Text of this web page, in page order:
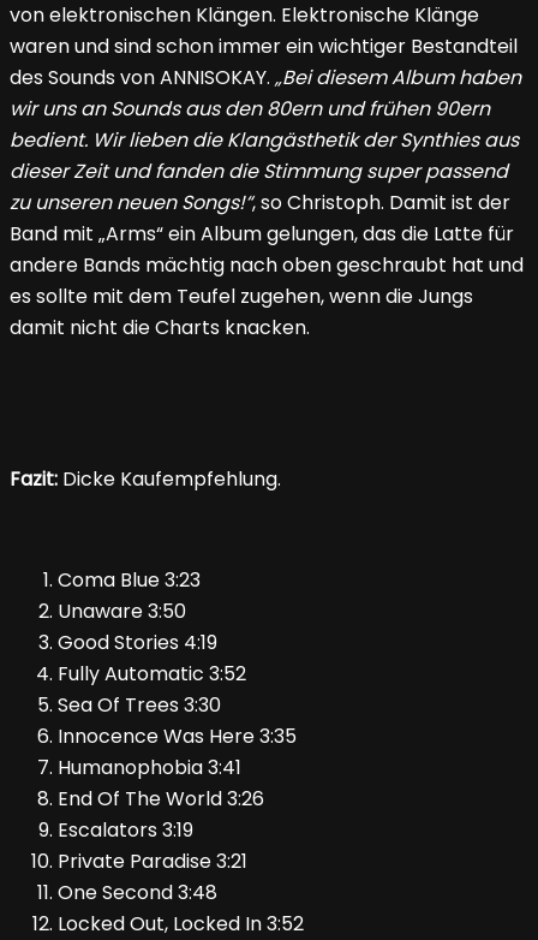
von elektronischen Klängen. Elektronische Klänge
waren und sind schon immer ein wichtiger Bestandteil
des Sounds von ANNISOKAY. „Bei diesem Album haben
wir uns an Sounds aus den 80ern und frühen 90ern
bedient. Wir lieben die Klangästhetik der Synthies aus
dieser Zeit und fanden die Stimmung super passend
zu unseren neuen Songs!“, so Christoph. Damit ist der
Band mit „Arms“ ein Album gelungen, das die Latte für
andere Bands mächtig nach oben geschraubt hat und
es sollte mit dem Teufel zugehen, wenn die Jungs
damit nicht die Charts knacken.
Fazit: Dicke Kaufempfehlung.
Coma Blue 3:23
Unaware 3:50
Good Stories 4:19
Fully Automatic 3:52
Sea Of Trees 3:30
Innocence Was Here 3:35
Humanophobia 3:41
End Of The World 3:26
Escalators 3:19
Private Paradise 3:21
One Second 3:48
Locked Out, Locked In 3:52